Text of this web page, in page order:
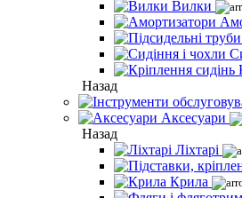
Вилки
Назад
Аксесуари
Назад
Ліхтарі
Крила